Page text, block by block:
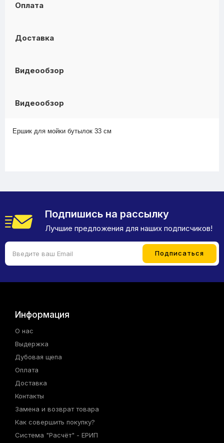
Оплата
Доставка
Видеообзор
Видеообзор
Ершик для мойки бутылок 33 см
Подпишись на рассылку
Лучшие предложения для наших подписчиков!
Информация
О нас
Выдержка
Дубовая щепа
Оплата
Доставка
Контакты
Замена и возврат товара
Как совершить покупку?
Система "Расчёт" - ЕРИП